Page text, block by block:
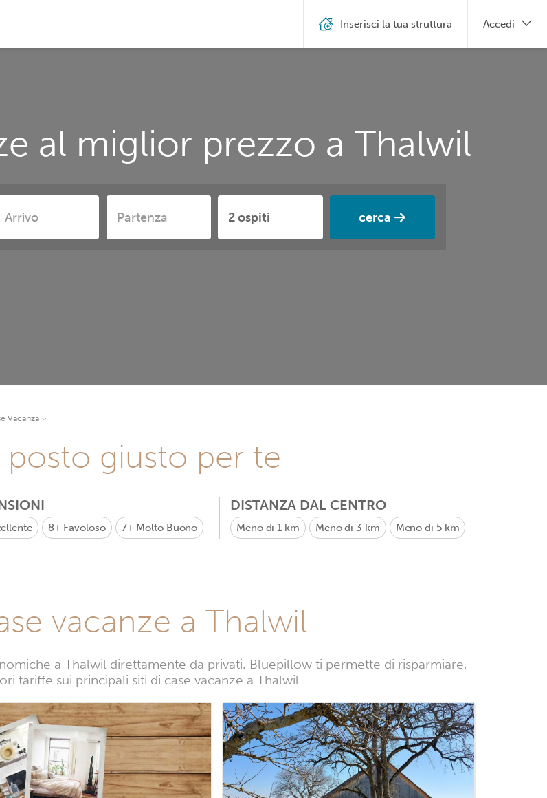
al miglior prezzo a Thalwil
cerca
Inserisci la tua struttura Accedi
Vacanza
posto giusto per te
8+ Favoloso 7+ Molto Buono
DISTANZA DAL CENTRO
Meno di 1 km Meno di 3 km Meno di 5 km
vacanze a Thalwil
a Thalwil direttamente da privati. Bluepillow ti permette di risparmiare,
tariffe sui principali siti di case vacanze a Thalwil